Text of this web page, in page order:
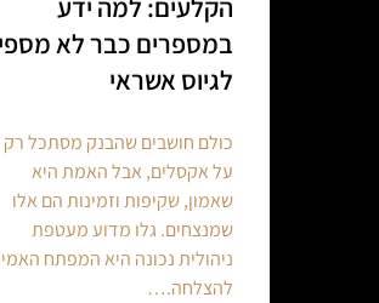
הקלעים: למה ידע
במספרים כבר לא
לגיוס אשראי
כולם חושבים שהבנק מסתכל רק
על אקסלים, אבל האמת היא
שאמון, שקיפות וזמינות הם אלו
שמנצחים. גלו מדוע מעטפת
ניהולית נכונה היא המפתח
להצלחה.…